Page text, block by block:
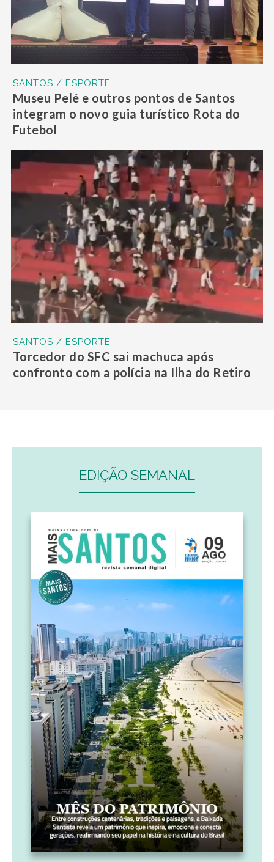
SANTOS / ESPORTE
Museu Pelé e outros pontos de Santos
integram o novo guia turístico Rota do
Futebol
SANTOS / ESPORTE
Torcedor do SFC sai machuca após
confronto com a polícia na Ilha do Retiro
EDIÇÃO SEMANAL